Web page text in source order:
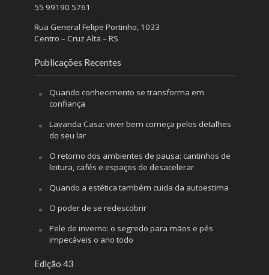
55 99190 5761
Rua General Felipe Portinho, 1033
Centro – Cruz Alta – RS
Publicações Recentes
Quando conhecimento se transforma em
confiança
Lavanda Casa: viver bem começa pelos detalhes
do seu lar
O retorno dos ambientes de pausa: cantinhos de
leitura, cafés e espaços de desacelerar
Quando a estética também cuida da autoestima
O poder de se redescobrir
Pele de inverno: o segredo para mãos e pés
impecáveis o ano todo
Edição 43